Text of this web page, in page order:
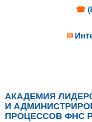
☎
✉
АКАДЕМИЯ
И
ПРОЦЕССОВ ФНС